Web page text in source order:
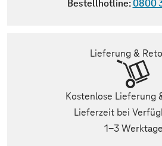
Bestellhotline:0800
Lieferung &
Kostenlose Lieferung
Lieferzeit bei
1-3 Werktage